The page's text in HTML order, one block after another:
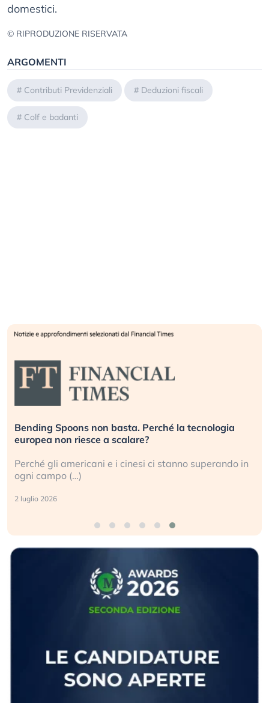
domestici.
© RIPRODUZIONE RISERVATA
ARGOMENTI
# Contributi Previdenziali # Deduzioni fiscali
# Colf e badanti
Bending Spoons non basta. Perché la tecnologia
europea non riesce a scalare?
Perché gli americani e i cinesi ci stanno superando in
ogni campo (…)
2 luglio 2026